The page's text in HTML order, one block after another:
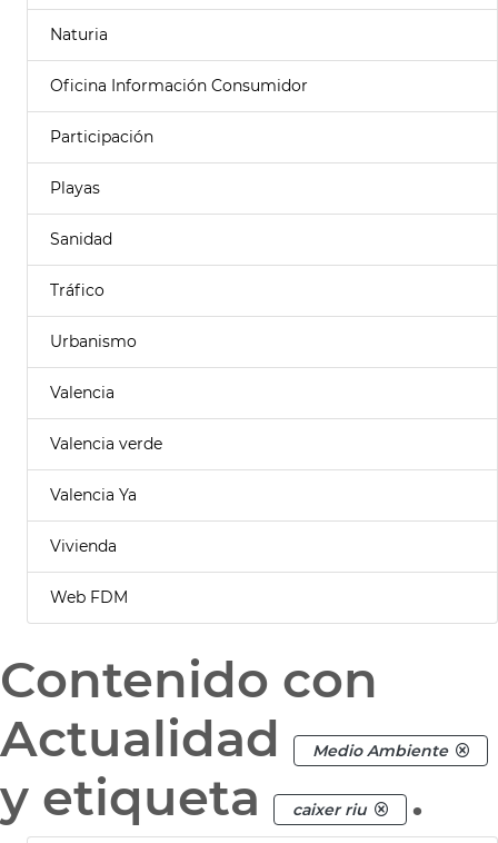
Naturia
Oficina Información Consumidor
Participación
Playas
Sanidad
Tráfico
Urbanismo
Valencia
Valencia verde
Valencia Ya
Vivienda
Web FDM
Contenido con
Actualidad
Medio Ambiente
y etiqueta caixer riu .